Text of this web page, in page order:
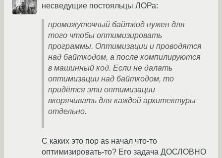
несведущие постояльцы ЛОРа:
промижуточный байткод нужен для
того чтобы оптимизировать
программы. Оптимизации и проводятся
над байткодом, а после компилируются
в машинный код. Если не далать
оптимизации над байткодом, то
придётся эти оптимизации
вкорячивать для каждой архитектуры
отдельно.
С каких это пор as начал что-то
оптимизировать-то? Его задача ДОСЛОВНО